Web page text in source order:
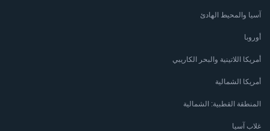
آسيا والمحيط الهادئ
أوروبا
أمريكا اللاتينية والبحر الكاريبي
أمريكا الشمالية
المنطقة القطبية: الشمالية
غلاب آسيا